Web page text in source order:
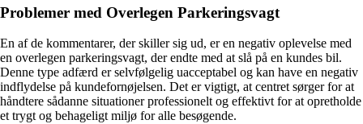
Problemer med Overlegen Parkeringsvagt
En af de kommentarer, der skiller sig ud, er en negativ oplevelse med
en overlegen parkeringsvagt, der endte med at slå på en kundes bil.
Denne type adfærd er selvfølgelig uacceptabel og kan have en negativ
indflydelse på kundefornøjelsen. Det er vigtigt, at centret sørger for at
håndtere sådanne situationer professionelt og effektivt for at opretholde
et trygt og behageligt miljø for alle besøgende.